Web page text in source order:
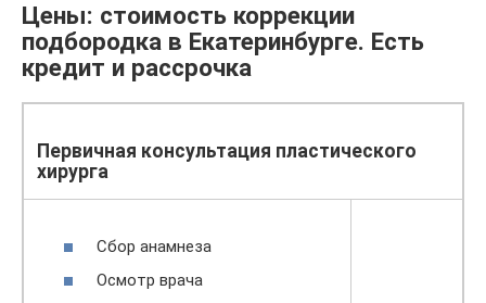
Цены: стоимость коррекции
подбородка в Екатеринбурге. Есть
кредит и рассрочка
Первичная консультация пластического
хирурга
Сбор анамнеза
Осмотр врача